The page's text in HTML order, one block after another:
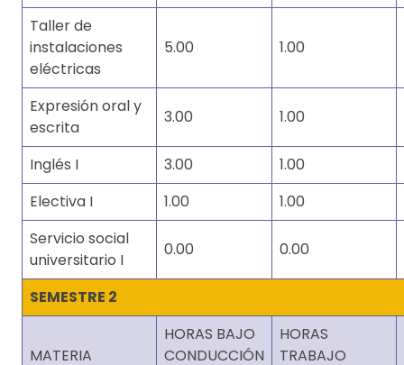
Taller de
instalaciones
eléctricas
5.00 1.00
Expresión oral y
escrita
3.00 1.00
Inglés I 3.00
1.00
Electiva I
1.00
1.00
Servicio social
universitario I
0.00 0.00
SEMESTRE 2
MATERIA
HORAS BAJO
CONDUCCIÓN
HORAS
TRABAJO